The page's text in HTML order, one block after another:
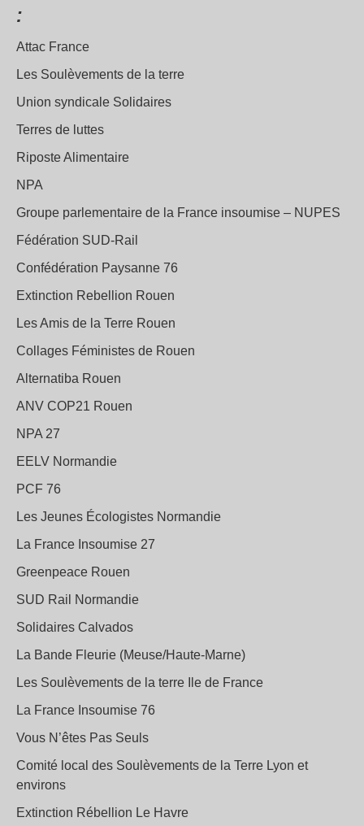
:
Attac France
Les Soulèvements de la terre
Union syndicale Solidaires
Terres de luttes
Riposte Alimentaire
NPA
Groupe parlementaire de la France insoumise – NUPES
Fédération SUD-Rail
Confédération Paysanne 76
Extinction Rebellion Rouen
Les Amis de la Terre Rouen
Collages Féministes de Rouen
Alternatiba Rouen
ANV COP21 Rouen
NPA 27
EELV Normandie
PCF 76
Les Jeunes Écologistes Normandie
La France Insoumise 27
Greenpeace Rouen
SUD Rail Normandie
Solidaires Calvados
La Bande Fleurie (Meuse/Haute-Marne)
Les Soulèvements de la terre Ile de France
La France Insoumise 76
Vous N’êtes Pas Seuls
Comité local des Soulèvements de la Terre Lyon et
environs
Extinction Rébellion Le Havre